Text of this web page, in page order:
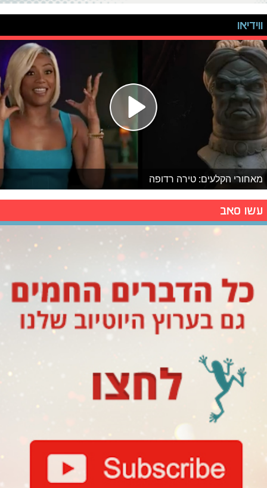
ווידיאו
מאחורי הקלעים: טירה רדופה
עשו סאב